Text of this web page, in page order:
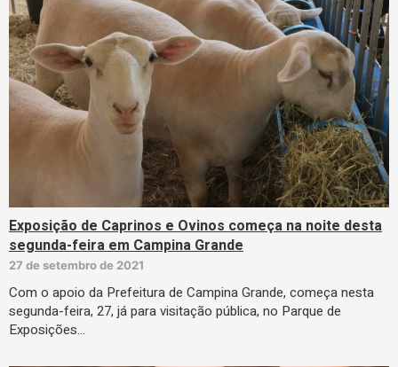
Exposição de Caprinos e Ovinos começa na noite desta
segunda-feira em Campina Grande
27 de setembro de 2021
Com o apoio da Prefeitura de Campina Grande, começa nesta
segunda-feira, 27, já para visitação pública, no Parque de
Exposições…